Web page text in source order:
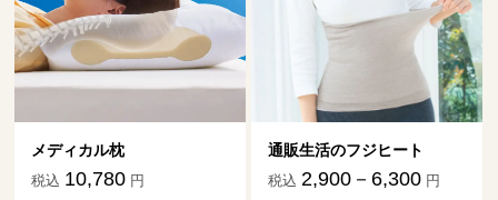
メディカル枕
税込 10,780 円
通販生活のフジヒート
税込 2,900－6,300 円